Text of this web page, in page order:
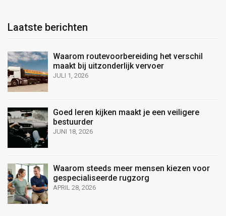
Laatste berichten
Waarom routevoorbereiding het verschil
maakt bij uitzonderlijk vervoer
JULI 1, 2026
Goed leren kijken maakt je een veiligere
bestuurder
JUNI 18, 2026
Waarom steeds meer mensen kiezen voor
gespecialiseerde rugzorg
APRIL 28, 2026